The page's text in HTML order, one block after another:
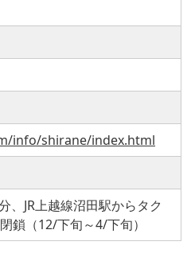
info/shirane/index.html
、JR上越線沼田駅からタク
鎖（12/下旬～4/下旬）